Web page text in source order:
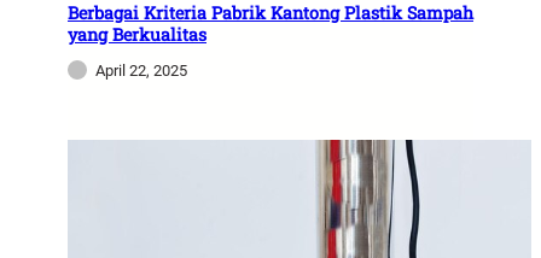
Berbagai Kriteria Pabrik Kantong Plastik Sampah
yang Berkualitas
April 22, 2025